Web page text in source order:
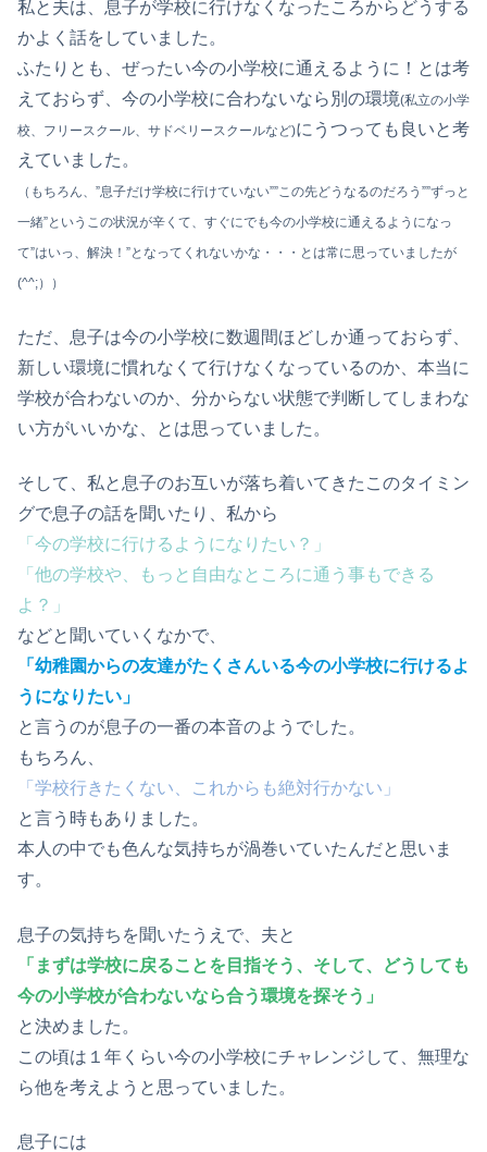
私と夫は、息子が学校に行けなくなったころからどうする
かよく話をしていました。
ふたりとも、ぜったい今の小学校に通えるように！とは考
えておらず、今の小学校に合わないなら別の環境(私立の小学
校、フリースクール、サドベリースクールなど)にうつっても良いと考
えていました。
（もちろん、”息子だけ学校に行けていない””この先どうなるのだろう””ずっと
一緒”というこの状況が辛くて、すぐにでも今の小学校に通えるようになっ
て”はいっ、解決！”となってくれないかな・・・とは常に思っていましたが
(^^;））
ただ、息子は今の小学校に数週間ほどしか通っておらず、
新しい環境に慣れなくて行けなくなっているのか、本当に
学校が合わないのか、分からない状態で判断してしまわな
い方がいいかな、とは思っていました。
そして、私と息子のお互いが落ち着いてきたこのタイミン
グで息子の話を聞いたり、私から
「今の学校に行けるようになりたい？」
「他の学校や、もっと自由なところに通う事もできる
よ？」
などと聞いていくなかで、
「幼稚園からの友達がたくさんいる今の小学校に行けるよ
うになりたい」
と言うのが息子の一番の本音のようでした。
もちろん、
「学校行きたくない、これからも絶対行かない」
と言う時もありました。
本人の中でも色んな気持ちが渦巻いていたんだと思いま
す。
息子の気持ちを聞いたうえで、夫と
「まずは学校に戻ることを目指そう、そして、どうしても
今の小学校が合わないなら合う環境を探そう」
と決めました。
この頃は１年くらい今の小学校にチャレンジして、無理な
ら他を考えようと思っていました。
息子には